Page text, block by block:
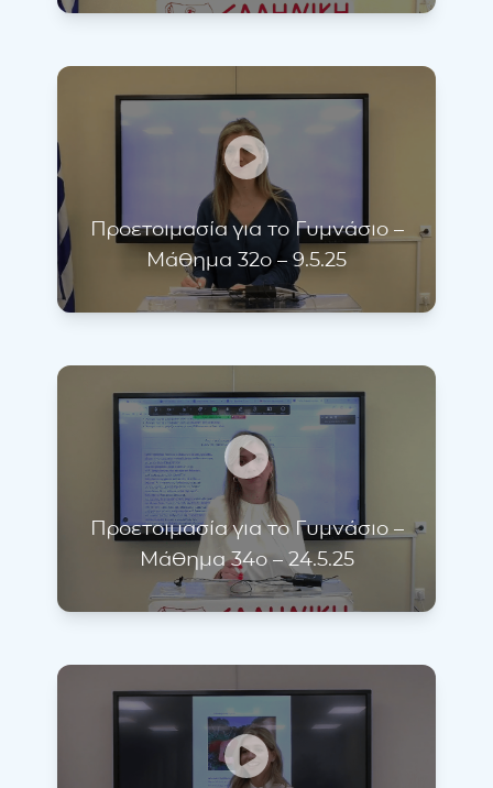
Προετοιμασία για το Γυμνάσιο –
Μάθημα 32ο – 9.5.25
Προετοιμασία για το Γυμνάσιο –
Μάθημα 34ο – 24.5.25